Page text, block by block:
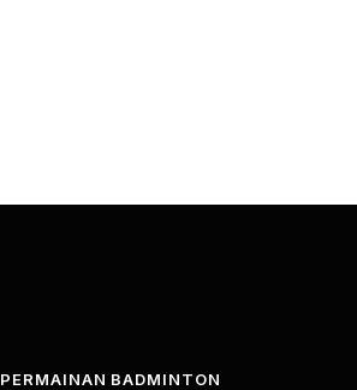
PERMAINAN BADMINTON